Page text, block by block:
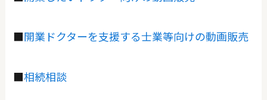
■開業ドクターを支援する士業等向けの動画販売
■相続相談